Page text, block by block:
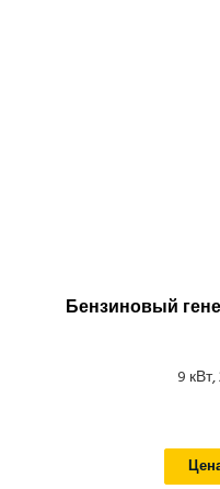
Бензиновый
9